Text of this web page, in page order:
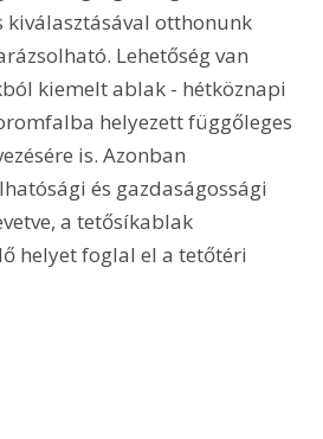
kiválasztásával otthonunk
Lehetőség van
kiemelt ablak - hétköznapi
helyezett függőleges
is. Azonban
és gazdaságossági
a tetősíkablak
helyet foglal el a tetőtéri